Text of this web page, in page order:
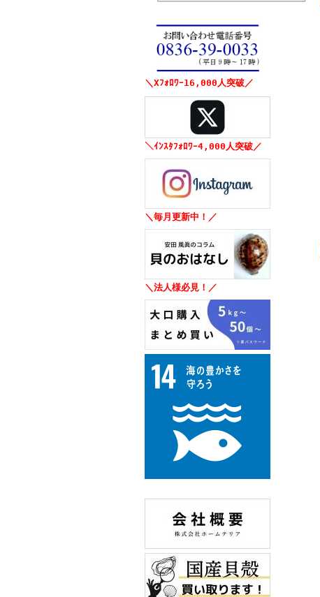
＼Xﾌｫﾛﾜｰ16,000人突破／
＼ｲﾝｽﾀﾌｫﾛﾜｰ4,000人突破／
＼毎月更新中！／
＼法人様必見！／